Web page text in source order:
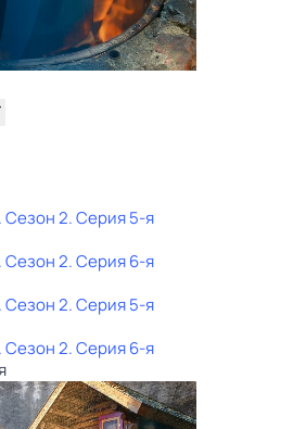
. Сезон 2. Серия 5-я
. Сезон 2. Серия 6-я
. Сезон 2. Серия 5-я
. Сезон 2. Серия 6-я